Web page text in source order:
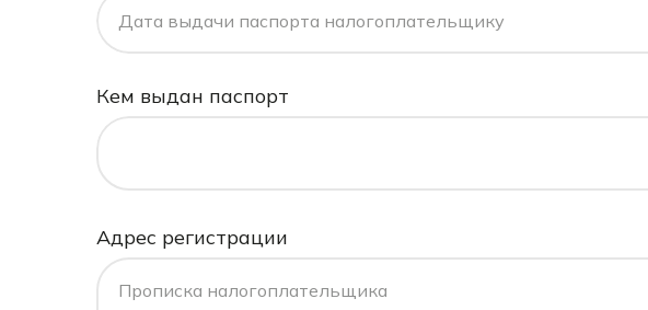
Дата выдачи паспорта налогоплательщику
Кем выдан паспорт
Адрес регистрации
Прописка налогоплательщика